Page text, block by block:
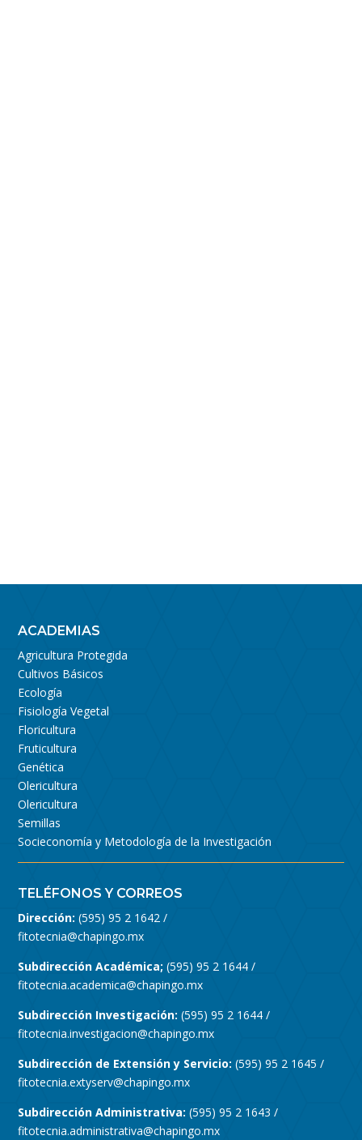
ACADEMIAS
Agricultura Protegida
Cultivos Básicos
Ecología
Fisiología Vegetal
Floricultura
Fruticultura
Genética
Olericultura
Olericultura
Semillas
Socieconomía y Metodología de la Investigación
TELÉFONOS Y CORREOS
Dirección: (595) 95 2 1642 /
fitotecnia@chapingo.mx
Subdirección Académica; (595) 95 2 1644 /
fitotecnia.academica@chapingo.mx
Subdirección Investigación: (595) 95 2 1644 /
fitotecnia.investigacion@chapingo.mx
Subdirección de Extensión y Servicio: (595) 95 2 1645 /
fitotecnia.extyserv@chapingo.mx
Subdirección Administrativa: (595) 95 2 1643 /
fitotecnia.administrativa@chapingo.mx